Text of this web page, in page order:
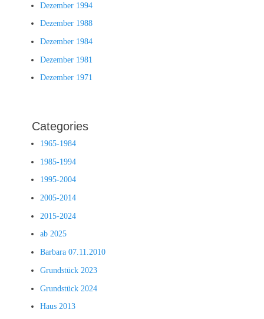
Dezember 1994
Dezember 1988
Dezember 1984
Dezember 1981
Dezember 1971
Categories
1965-1984
1985-1994
1995-2004
2005-2014
2015-2024
ab 2025
Barbara 07.11.2010
Grundstück 2023
Grundstück 2024
Haus 2013